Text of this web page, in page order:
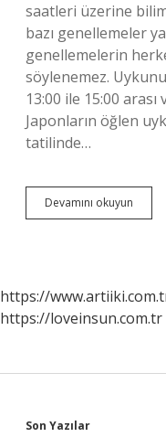
saatleri üzerine
bazı genellemeler
genellemelerin
söylenemez.
13:00 ile 15:00 arası
Japonların öğlen
tatilinde…
Devamını okuyun
Uykusu
https://
https://loveinsun.com.tr
Son Yazılar